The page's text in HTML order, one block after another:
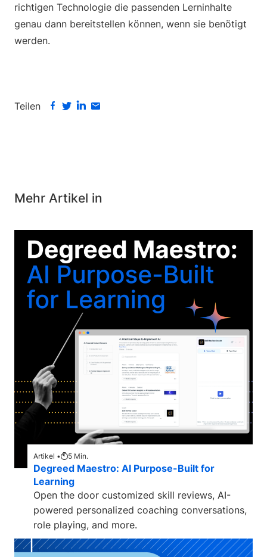
richtigen Technologie die passenden Lerninhalte
genau dann bereitstellen können, wenn sie benötigt
werden.
Teilen
Mehr Artikel in
Artikel • 5 Min.
Degreed Maestro: AI Purpose-Built for
Learning
Open the door customized skill reviews, AI-
powered personalized coaching conversations,
role playing, and more.